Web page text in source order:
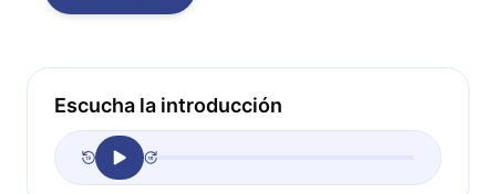
Escucha la introducción